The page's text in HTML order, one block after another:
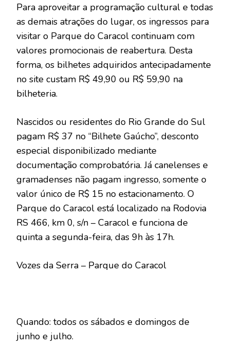
Para aproveitar a programação cultural e todas
as demais atrações do lugar, os ingressos para
visitar o Parque do Caracol continuam com
valores promocionais de reabertura. Desta
forma, os bilhetes adquiridos antecipadamente
no site custam R$ 49,90 ou R$ 59,90 na
bilheteria.
Nascidos ou residentes do Rio Grande do Sul
pagam R$ 37 no “Bilhete Gaúcho”, desconto
especial disponibilizado mediante
documentação comprobatória. Já canelenses e
gramadenses não pagam ingresso, somente o
valor único de R$ 15 no estacionamento. O
Parque do Caracol está localizado na Rodovia
RS 466, km 0, s/n – Caracol e funciona de
quinta a segunda-feira, das 9h às 17h.
Vozes da Serra – Parque do Caracol
Quando: todos os sábados e domingos de
junho e julho.